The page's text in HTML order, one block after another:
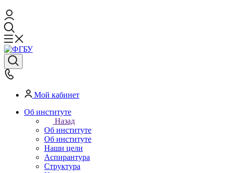
Мой кабинет
Об институте
Назад
Об институте
Об институте
Наши цели
Аспирантура
Структура